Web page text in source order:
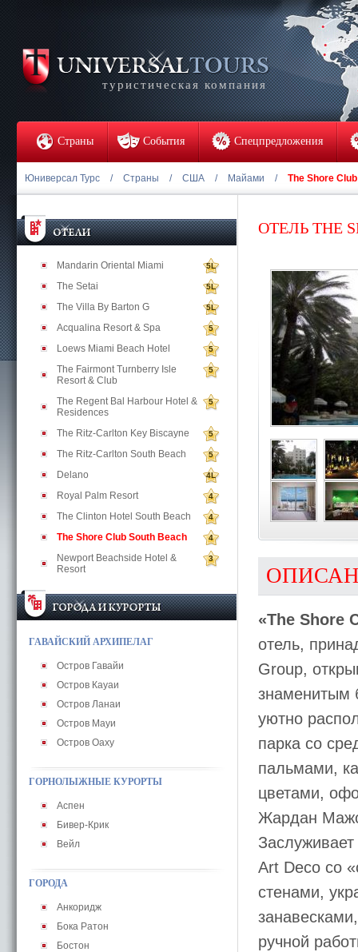
туристическая компания
Страны События Спецпредложения
Юниверсал Турс / Страны / США / Майами / The Shore
Mandarin Oriental Miami 5L
The Setai 5L
The Villa By Barton G 5L
Acqualina Resort & Spa 5
Loews Miami Beach Hotel 5
The Fairmont Turnberry Isle
Resort & Club
5
The Regent Bal Harbour Hotel &
Residences
5
The Ritz-Carlton Key Biscayne 5
The Ritz-Carlton South Beach 5
Delano 4L
Royal Palm Resort 4
The Clinton Hotel South Beach 4
The Shore Club South Beach 4
Newport Beachside Hotel &
Resort
3
ГАВАЙСКИЙ АРХИПЕЛАГ
Остров Гавайи
Остров Кауаи
Остров Ланаи
Остров Мауи
Остров Оаху
ГОРНОЛЫЖНЫЕ КУРОРТЫ
Аспен
Бивер-Крик
Вейл
ГОРОДА
Анкоридж
Бока Ратон
Бостон
ОТЕЛЬ THE
«The Shore
отель,
Group,
знаменитым
уютно
парка со
пальмами,
цветами,
Жардан
Art Deco со
стенами,
ручной